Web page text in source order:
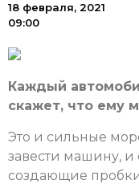
18 февраля, 2021
09:00
Каждый
скажет, что ему
Это и сильные
завести машину,
создающие